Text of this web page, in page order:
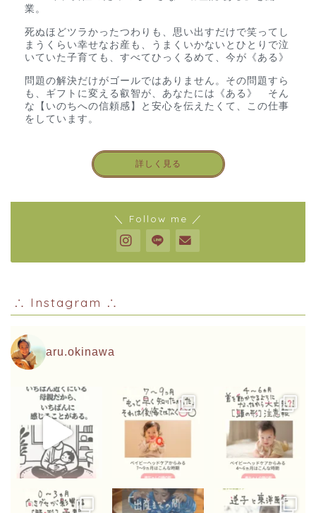
業。
死ぬほどツラかったつわりも、思い出すだけで笑ってし
まうくらい幸せなお産も、うまくいかないとひとりで泣
いていた子育ても、すべてひっくるめて、今が《ある》
問題の解決だけがゴールではありません。その問題すら
も、ギフトに変える叡智が、あなたには《ある》 そん
な【いのちへの信頼感】と安心を伝えたくて、この仕事
をしています。
詳しく見る
＼ Follow me ／
∴ Instagram ∴
aru.okinawa